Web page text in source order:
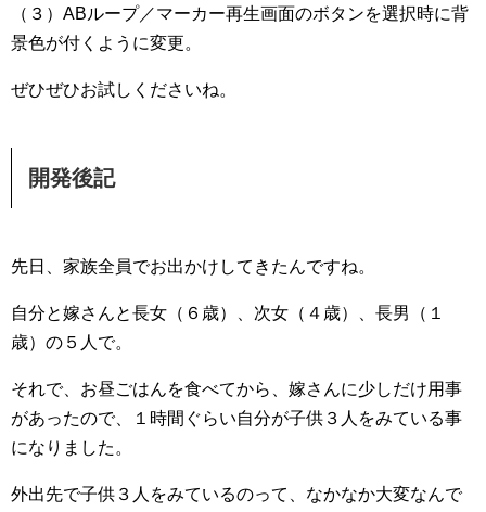
（３）ABループ／マーカー再生画面のボタンを選択時に背
景色が付くように変更。
ぜひぜひお試しくださいね。
開発後記
先日、家族全員でお出かけしてきたんですね。
自分と嫁さんと長女（６歳）、次女（４歳）、長男（１
歳）の５人で。
それで、お昼ごはんを食べてから、嫁さんに少しだけ用事
があったので、１時間ぐらい自分が子供３人をみている事
になりました。
外出先で子供３人をみているのって、なかなか大変なんで